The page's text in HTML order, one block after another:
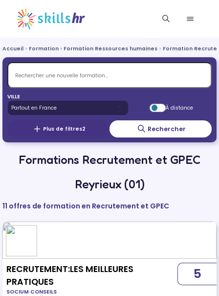
Accueil Formation Formation Ressources humaines Formation
VILLE
À distance
Plus de filtres2 Rechercher
Formations Recrutement et GPEC
Reyrieux (01)
11 offres de formation en Recrutement et GPEC
RECRUTEMENT:LES MEILLEURES
PRATIQUES
SOCIUM CONSEILS
5